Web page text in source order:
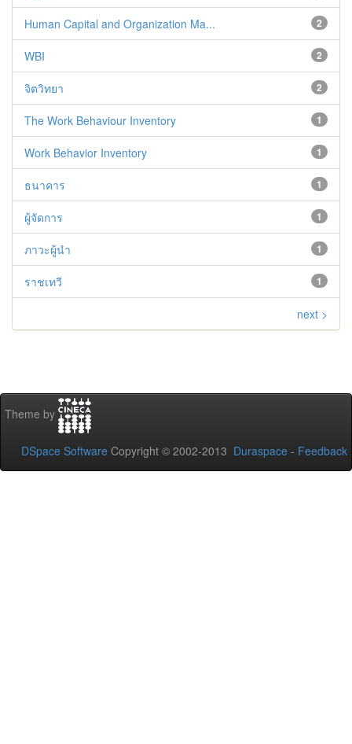
2
Human Capital and Organization Ma...
2
WBI
2
จิตวิทยา
1
The Work Behaviour Inventory
1
Work Behavior Inventory
1
ธนาคาร
1
ผู้จัดการ
1
ภาวะผู้นำ
1
ราชเทวี
next >
Theme by
DSpace Software Copyright © 2002-2013 Duraspace - Feedback